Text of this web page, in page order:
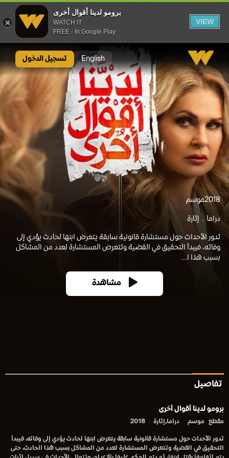
برومو لدينا أقوال أخرى
WATCH IT
FREE - In Google Play
VIEW
English تسجيل الدخول
2018موسم
دراما إثارة
تدور الأحداث حول مستشارة قانونية سابقة يتعرض ابنها لحادث يؤدي إلى
وفاته، فيبدأ التحقيق في القضية وتتعرض المستشارة لعدد من المشاكل
بسبب هذا ا...
مشاهدة
تفاصيل
برومو لدينا أقوال أخرى
مقطع موسم دراما,إثارة 2018
تدور الأحداث حول مستشارة قانونية سابقة يتعرض ابنها لحادث يؤدي إلى وفاته، فيبدأ
التحقيق في القضية وتتعرض المستشارة لعدد من المشاكل بسبب هذا الحادث، حتى